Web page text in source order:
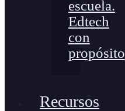
escuela.
Edtech
con
propósito
Recursos